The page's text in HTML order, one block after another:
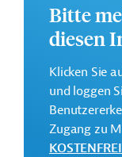
Danach wird das
den zwei
für Prag und die
genaue
sein soll.
Bitte
diesen
Klicken Sie
und loggen
Zugang zu